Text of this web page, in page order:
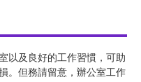
以及良好的工作習慣，可助
。但務請留意，辦公室工作